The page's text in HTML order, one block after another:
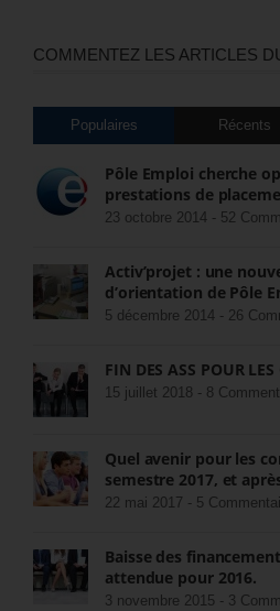
COMMENTEZ LES ARTICLES
Populaires Récents
Pôle Emploi cherche
prestations de
23 octobre 2014 - 52
Activ’projet : une
d’orientation de Pôle
5 décembre 2014 - 26
FIN DES ASS POUR
15 juillet 2018 - 8
Quel avenir pour les
semestre 2017, et
22 mai 2017 - 5
Baisse des
attendue pour 2016.
3 novembre 2015 - 3